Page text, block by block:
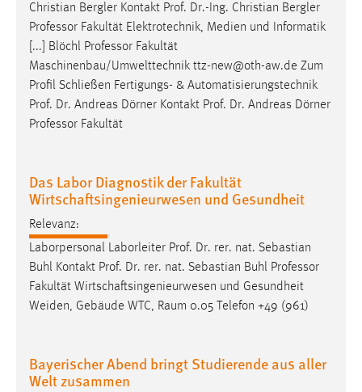
Christian Bergler Kontakt Prof. Dr.-Ing. Christian Bergler
Professor Fakultät Elektrotechnik, Medien und Informatik
[...] Blöchl Professor Fakultät
Maschinenbau/Umwelttechnik ttz-new@oth-aw.de Zum
Profil Schließen Fertigungs- & Automatisierungstechnik
Prof. Dr. Andreas Dörner Kontakt Prof. Dr. Andreas Dörner
Professor Fakultät
Das Labor Diagnostik der Fakultät
Wirtschaftsingenieurwesen und Gesundheit
Relevanz:
Laborpersonal Laborleiter Prof. Dr. rer. nat. Sebastian
Buhl Kontakt Prof. Dr. rer. nat. Sebastian Buhl Professor
Fakultät Wirtschaftsingenieurwesen und Gesundheit
Weiden, Gebäude WTC, Raum 0.05 Telefon +49 (961)
Bayerischer Abend bringt Studierende aus aller
Welt zusammen